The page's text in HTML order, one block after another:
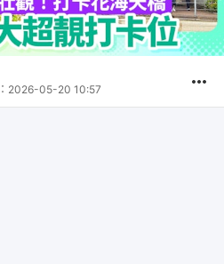
2026-05-20 10:57